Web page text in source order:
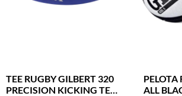
TEE RUGBY GILBERT 320
PRECISION KICKING TEE
PELOTA
ALL